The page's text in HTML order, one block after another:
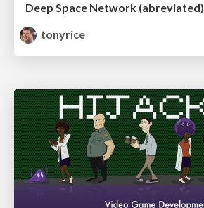
Deep Space Network (abreviated)
tonyrice